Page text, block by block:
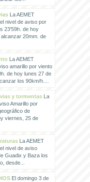
La AEMET
nivel de aviso por
23'59h. de hoy
20mm. de
La AEMET
amarillo por viento
de hoy lunes 27 de
los 90km/h....
y tormentasLa
Amarillo por
de
viernes, 25 de
La AEMET
nivel de aviso
Guadix y Baza los
desde...
El domingo 3 de